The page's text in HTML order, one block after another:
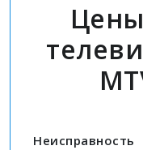
Неисправность